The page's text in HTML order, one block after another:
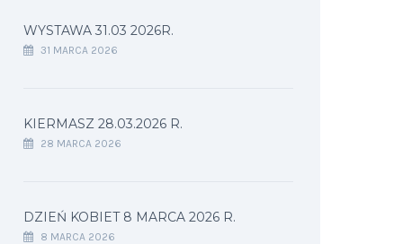
WYSTAWA 31.03 2026R.
31 MARCA 2026
KIERMASZ 28.03.2026 R.
28 MARCA 2026
DZIEŃ KOBIET 8 MARCA 2026 R.
8 MARCA 2026